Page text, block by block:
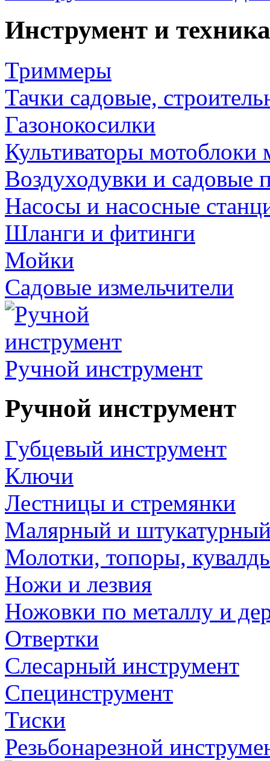
Инструмент и
Триммеры
Тачки садовые,
Газонокосилки
Культиваторы мотоблоки
Воздуходувки и садовые
Насосы и насосные
Шланги и фитинги
Мойки
Садовые измельчители
Ручной инструмент
Ручной инструмент
Губцевый инструмент
Ключи
Лестницы и стремянки
Малярный и
Молотки, топоры,
Ножи и лезвия
Ножовки по металлу и
Отвертки
Слесарный инструмент
Специнструмент
Тиски
Резьбонарезной